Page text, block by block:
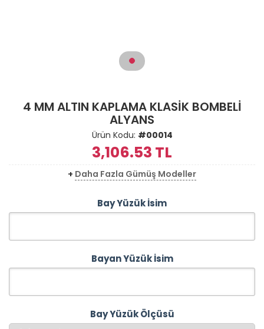
4 MM ALTIN KAPLAMA KLASİK BOMBELİ
ALYANS
Ürün Kodu: #00014
3,106.53 TL
+ Daha Fazla Gümüş Modeller
Bay Yüzük İsim
Bayan Yüzük İsim
Bay Yüzük Ölçüsü